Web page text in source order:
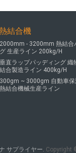
結合機
2000mm - 3200mm 熱結合
グ 生産ライン 200kg/H
垂直ラップパッディング 織
結合製造ライン 400kg/H
300gm ~ 3000gm 自動車保
熱結合機械生産ライン
サプライヤー. Copyright